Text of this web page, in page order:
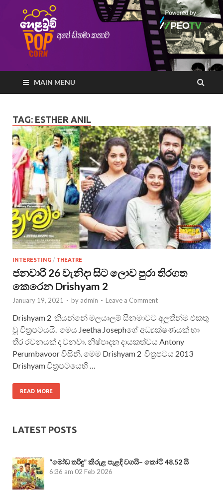
MAIN MENU
TAG: ESTHER ANIL
INTERESTING / THEATRE
ජනවාරි 26 වැනිදා සිට ලොව පුරා තිරගත
කෙරෙන Drishyam 2
January 19, 2021 - by admin - Leave a Comment
Drishyam 2 කියන්නේ මලයාලම් සිනමාවට අලුතින්ම එකතු
වූ චිත්‍රපටයයි. මෙය Jeetha Josephගේ අධ්‍යක්ෂණයක් හා
තිර රචනයක් ද වනවා. නිෂ්පාදන දායකත්වය Antony
Perumbavoor විසිනි. මෙම Drishyam 2 චිත්‍රපටය 2013
Drishyam චිත්‍රපටයෙහි …
READ MORE
LATEST POSTS
“මෝඩ තරිඳු” කිරුළ පැළඳි වගයි– කෝටි 48.52 යි
6:36 am 02 Feb 2026